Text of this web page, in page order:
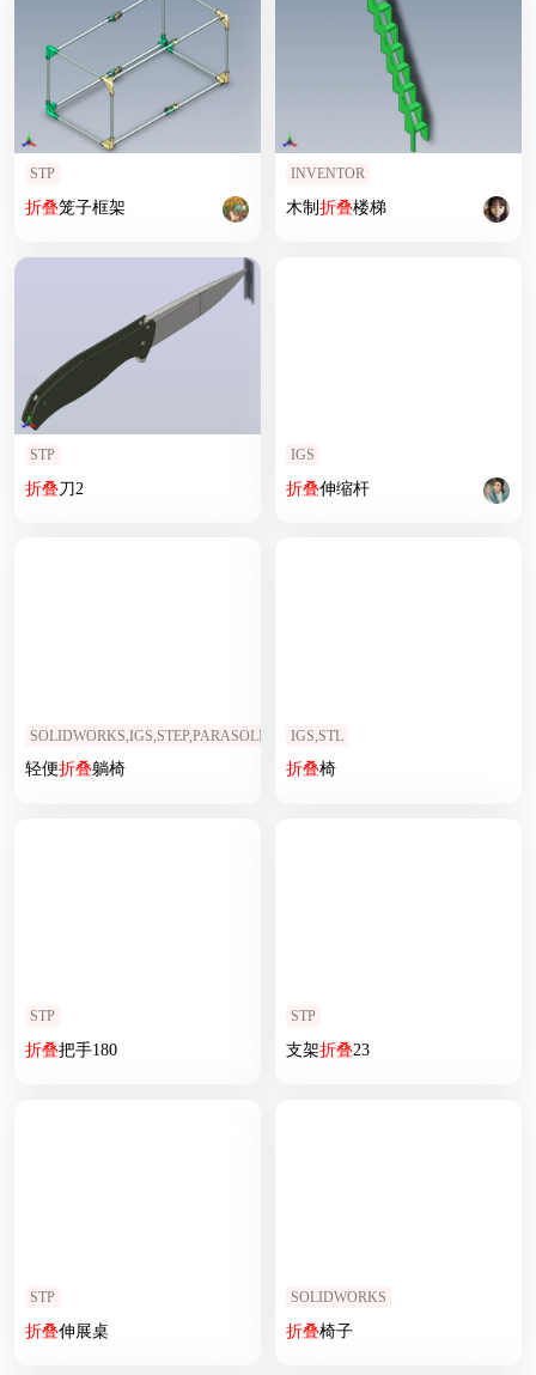
STP
折叠笼子框架
INVENTOR
木制折叠楼梯
STP
折叠刀2
IGS
折叠伸缩杆
SOLIDWORKS,IGS,STEP,PARASOLID
轻便折叠躺椅
IGS,STL
折叠椅
STP
折叠把手180
STP
支架折叠23
STP
折叠伸展桌
SOLIDWORKS
折叠椅子